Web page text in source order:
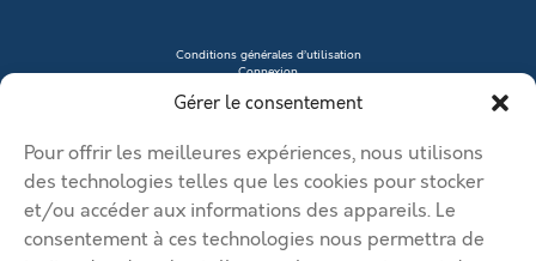
Gérer le consentement
Pour offrir les meilleures expériences, nous utilisons
des technologies telles que les cookies pour stocker
et/ou accéder aux informations des appareils. Le
consentement à ces technologies nous permettra de
Conditions générales d’utilisation
Connexion
Créer mon profil
Mentions légales
Modifier mon annonce
Mon compte
Nous contacter